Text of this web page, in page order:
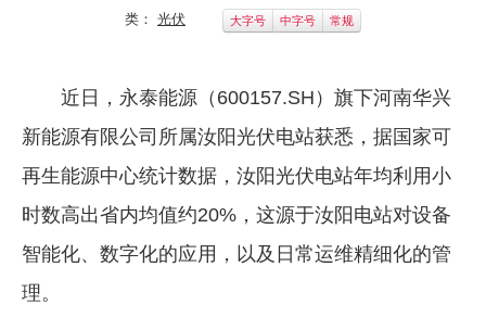
党建工作
企业文化
《资源再生》杂志
行情报价
类： 光伏 大字号 中字号 常规
近日，永泰能源（600157.SH）旗下河南华兴
新能源有限公司所属汝阳光伏电站获悉，据国家可
再生能源中心统计数据，汝阳光伏电站年均利用小
时数高出省内均值约20%，这源于汝阳电站对设备
智能化、数字化的应用，以及日常运维精细化的管
理。